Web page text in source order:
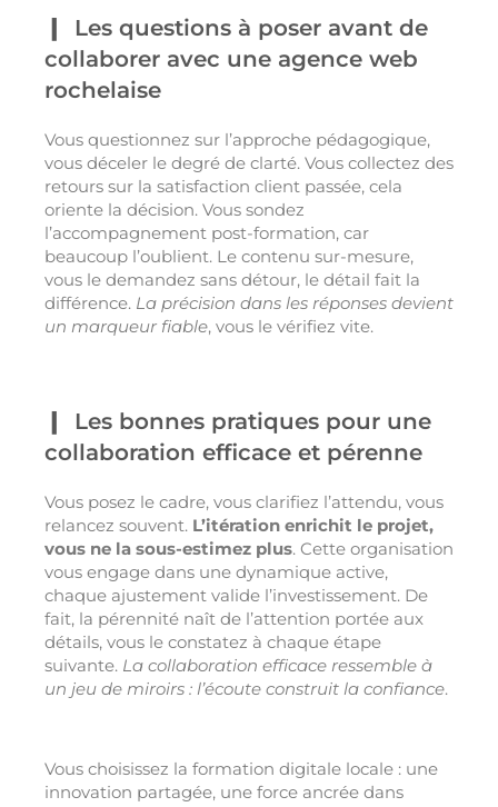
Les questions à poser avant de
collaborer avec une agence web
rochelaise
Vous questionnez sur l’approche pédagogique,
vous déceler le degré de clarté. Vous collectez des
retours sur la satisfaction client passée, cela
oriente la décision. Vous sondez
l’accompagnement post-formation, car
beaucoup l’oublient. Le contenu sur-mesure,
vous le demandez sans détour, le détail fait la
différence. La précision dans les réponses devient
un marqueur fiable, vous le vérifiez vite.
Les bonnes pratiques pour une
collaboration efficace et pérenne
Vous posez le cadre, vous clarifiez l’attendu, vous
relancez souvent. L’itération enrichit le projet,
vous ne la sous-estimez plus. Cette organisation
vous engage dans une dynamique active,
chaque ajustement valide l’investissement. De
fait, la pérennité naît de l’attention portée aux
détails, vous le constatez à chaque étape
suivante. La collaboration efficace ressemble à
un jeu de miroirs : l’écoute construit la confiance.
Vous choisissez la formation digitale locale : une
innovation partagée, une force ancrée dans